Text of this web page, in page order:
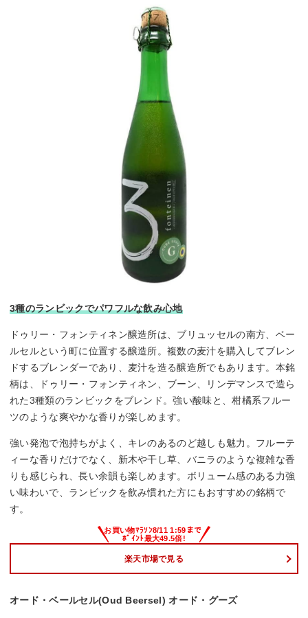
3種のランビックでパワフルな飲み心地
ドゥリー・フォンティネン醸造所は、ブリュッセルの南方、ベー
ルセルという町に位置する醸造所。複数の麦汁を購入してブレン
ドするブレンダーであり、麦汁を造る醸造所でもあります。本銘
柄は、ドゥリー・フォンティネン、ブーン、リンデマンスで造ら
れた3種類のランビックをブレンド。強い酸味と、柑橘系フルー
ツのような爽やかな香りが楽しめます。
強い発泡で泡持ちがよく、キレのあるのど越しも魅力。フルーテ
ィーな香りだけでなく、新木や干し草、バニラのような複雑な香
りも感じられ、長い余韻も楽しめます。ボリューム感のある力強
い味わいで、ランビックを飲み慣れた方にもおすすめの銘柄で
す。
楽天市場で見る
オード・ベールセル(Oud Beersel) オード・グーズ